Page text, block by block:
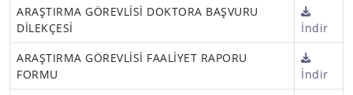
ARAŞTIRMA GÖREVLİSİ DOKTORA BAŞVURU
DİLEKÇESİ
İndir
ARAŞTIRMA GÖREVLİSİ FAALİYET RAPORU
FORMU
İndir